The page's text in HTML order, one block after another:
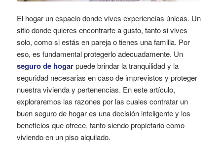
El hogar un espacio donde vives experiencias únicas. Un
sitio donde quieres encontrarte a gusto, tanto si vives
solo, como si estás en pareja o tienes una familia. Por
eso, es fundamental protegerlo adecuadamente. Un
seguro de hogarpuede brindar la tranquilidad y la
seguridad necesarias en caso de imprevistos y proteger
nuestra vivienda y pertenencias. En este artículo,
exploraremos las razones por las cuales contratar un
buen seguro de hogar es una decisión inteligente y los
beneficios que ofrece, tanto siendo propietario como
viviendo en un piso alquilado.